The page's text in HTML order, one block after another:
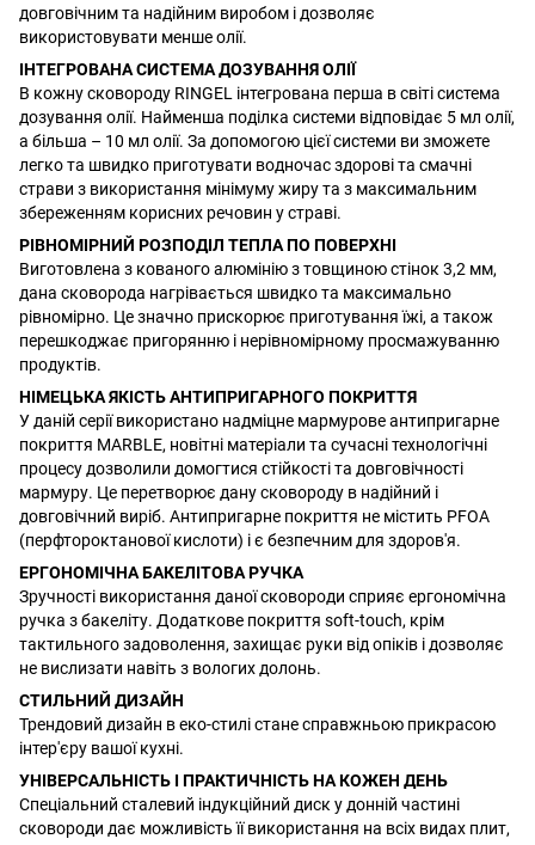
довговічним та надійним виробом і дозволяє
використовувати менше олії.
ІНТЕГРОВАНА СИСТЕМА ДОЗУВАННЯ ОЛІЇ
В кожну сковороду RINGEL інтегрована перша в світі система
дозування олії. Найменша поділка системи відповідає 5 мл олії,
а більша – 10 мл олії. За допомогою цієї системи ви зможете
легко та швидко приготувати водночас здорові та смачні
страви з використання мінімуму жиру та з максимальним
збереженням корисних речовин у страві.
РІВНОМІРНИЙ РОЗПОДІЛ ТЕПЛА ПО ПОВЕРХНІ
Виготовлена з кованого алюмінію з товщиною стінок 3,2 мм,
дана сковорода нагрівається швидко та максимально
рівномірно. Це значно прискорює приготування їжі, а також
перешкоджає пригорянню і нерівномірному просмажуванню
продуктів.
НІМЕЦЬКА ЯКІСТЬ АНТИПРИГАРНОГО ПОКРИТТЯ
У даній серії використано надміцне мармурове антипригарне
покриття MARBLE, новітні матеріали та сучасні технологічні
процесу дозволили домогтися стійкості та довговічності
мармуру. Це перетворює дану сковороду в надійний і
довговічний виріб. Антипригарне покриття не містить PFOA
(перфтороктанової кислоти) і є безпечним для здоров'я.
ЕРГОНОМІЧНА БАКЕЛІТОВА РУЧКА
Зручності використання даної сковороди сприяє ергономічна
ручка з бакеліту. Додаткове покриття soft-touch, крім
тактильного задоволення, захищає руки від опіків і дозволяє
не вислизати навіть з вологих долонь.
СТИЛЬНИЙ ДИЗАЙН
Трендовий дизайн в еко-стилі стане справжньою прикрасою
інтер'єру вашої кухні.
УНІВЕРСАЛЬНІСТЬ І ПРАКТИЧНІСТЬ НА КОЖЕН ДЕНЬ
Спеціальний сталевий індукційний диск у донній частині
сковороди дає можливість її використання на всіх видах плит,